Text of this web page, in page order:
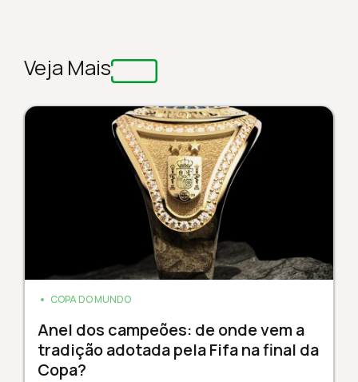
Veja Mais
COPA DO MUNDO
Anel dos campeões: de onde vem a
tradição adotada pela Fifa na final da
Copa?